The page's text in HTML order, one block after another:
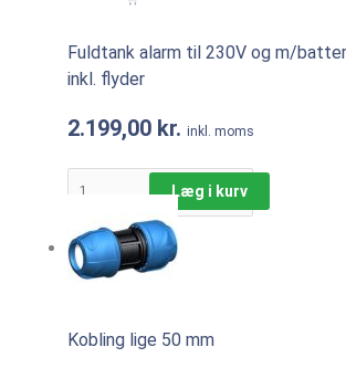
Fuldtank alarm til 230V og m/
inkl. flyder
2.199,00 kr. inkl. moms
Læg i kurv
Kobling lige 50 mm